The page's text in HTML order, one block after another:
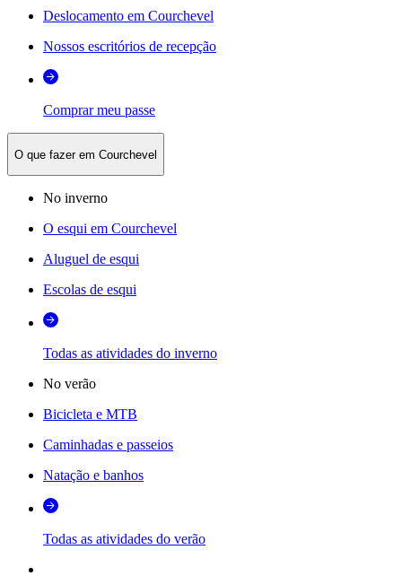
Deslocamento em Courchevel
Nossos escritórios de recepção
Comprar meu passe
O que fazer em Courchevel
No inverno
O esqui em Courchevel
Aluguel de esqui
Escolas de esqui
Todas as atividades do inverno
No verão
Bicicleta e MTB
Caminhadas e passeios
Natação e banhos
Todas as atividades do verão